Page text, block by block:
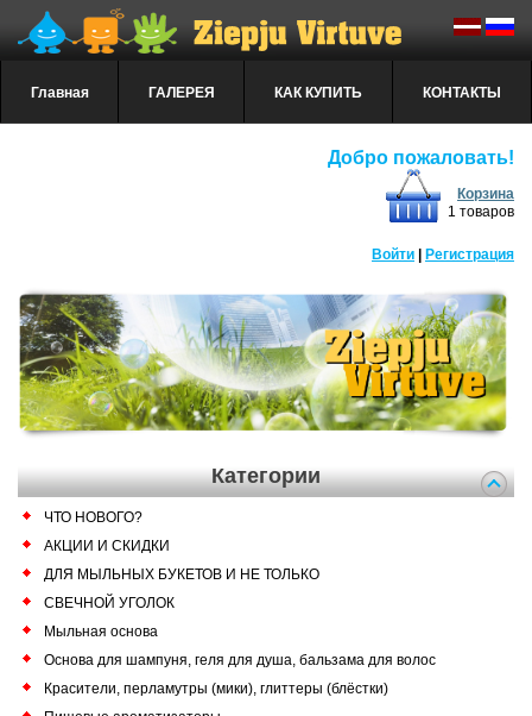
Главная ГАЛЕРЕЯ КАК КУПИТЬ КОНТАКТЫ
Добро пожаловать!
Корзина
1 товаров
Войти Регистрация
Категории
ЧТО НОВОГО?
АКЦИИ И СКИДКИ
ДЛЯ МЫЛЬНЫХ БУКЕТОВ И НЕ ТОЛЬКО
СВЕЧНОЙ УГОЛОК
Мыльная основа
Основа для шампуня, геля для душа, бальзама для волос
Красители, перламутры (мики), глиттеры (блёстки)